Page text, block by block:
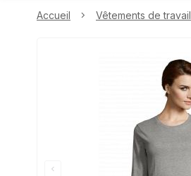
Accueil Vêtements de travail